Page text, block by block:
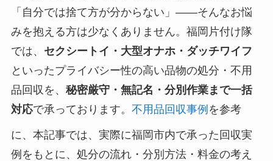
「自分では捨て方が分からない」――そんなお悩
みを抱える方は少なくありません。福岡片付け隊
では、 セクシートイ・大型オナホ・ダッチワイフ
といったプライバシー性の高い品物の処分・不用
品回収を、 秘密厳守・無記名・分別作業まで一括
対応で承っております。 不用品回収事例 を参考
に、本記事では、実際に福岡市内で承った回収実
例をもとに、処分の流れ・分別方法・料金の考え